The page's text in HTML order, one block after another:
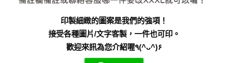
印製細緻的圖案是我們的強項！
接受各種圖片/文字客製，一件也可印。
歡迎來訊為您介紹喔٩(^ᴗ^)۶